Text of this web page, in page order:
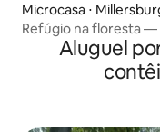
Microcasa ⋅
Refúgio na floresta —
Aluguel